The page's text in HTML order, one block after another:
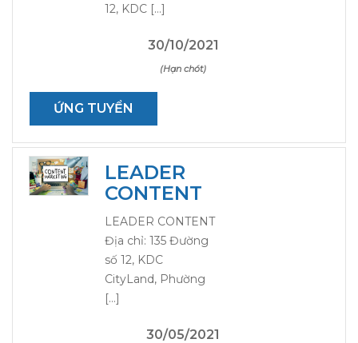
12, KDC […]
30/10/2021
(Hạn chót)
ỨNG TUYỂN
LEADER
CONTENT
LEADER CONTENT
Địa chỉ: 135 Đường
số 12, KDC
CityLand, Phường
[…]
30/05/2021